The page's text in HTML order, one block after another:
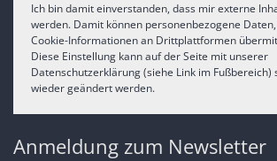
Ich bin damit einverstanden, dass mir externe
werden. Damit können personenbezogene
Cookie-Informationen an Drittplattformen
Diese Einstellung kann auf der Seite mit unserer
Datenschutzerklärung (siehe Link im
wieder geändert werden.
Anmeldung zum Newsletter